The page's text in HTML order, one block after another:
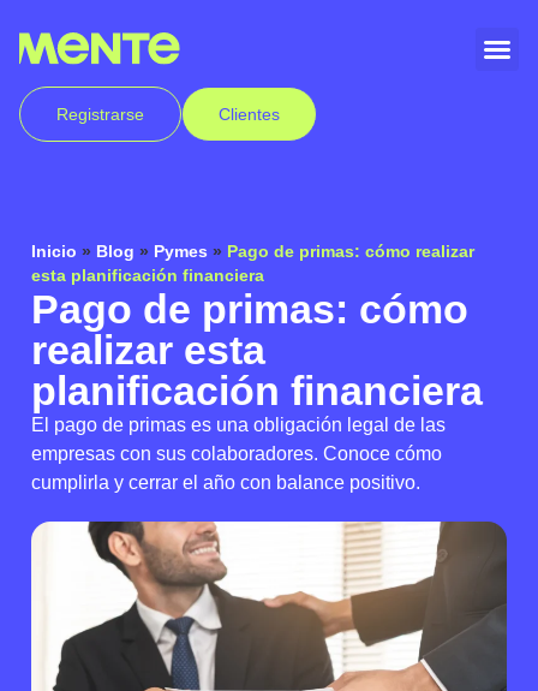
Registrarse Clientes
Inicio » Blog » Pymes » Pago de primas: cómo realizar
esta planificación financiera
Pago de primas: cómo
realizar esta
planificación financiera
El pago de primas es una obligación legal de las
empresas con sus colaboradores. Conoce cómo
cumplirla y cerrar el año con balance positivo.